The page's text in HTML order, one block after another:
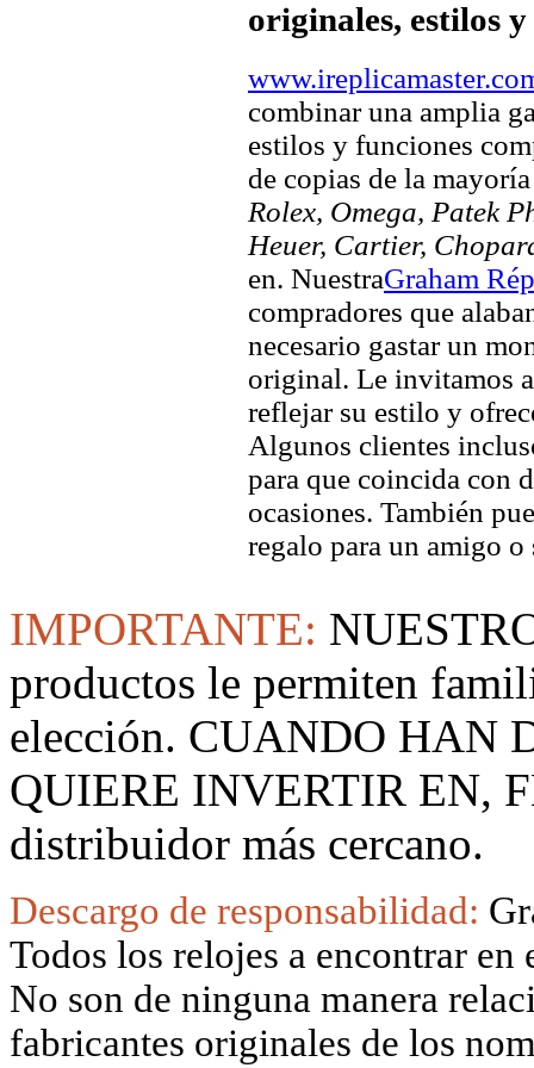
originales, estilos
combinar una amplia
estilos y funciones
de copias de la
Rolex, Omega, Patek
Heuer, Cartier,
en. NuestraGraham
compradores que
necesario gastar un
original. Le invitamos
reflejar su estilo y
Algunos clientes
para que coincida con
ocasiones. También
regalo para un amigo o
IMPORTANTE:
productos le permiten
elección. CUANDO HAN
QUIERE INVERTIR EN,
distribuidor más cercano.
Descargo de responsabilidad:
Todos los relojes a encontrar
No son de ninguna manera
fabricantes originales de los